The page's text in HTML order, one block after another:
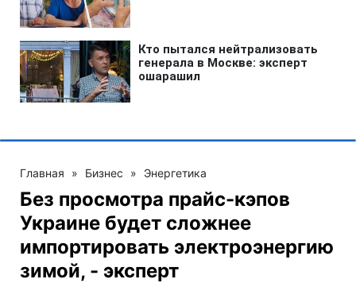
Главная » Бизнес » Энергетика
Без просмотра прайс-кэпов
Украине будет сложнее
импортировать электроэнергию
зимой, - эксперт